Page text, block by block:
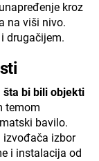
kroz
na viši nivo.
drugačijem.
šta bi bili objekti
temom
bavilo.
izvođača izbor
i instalacija od